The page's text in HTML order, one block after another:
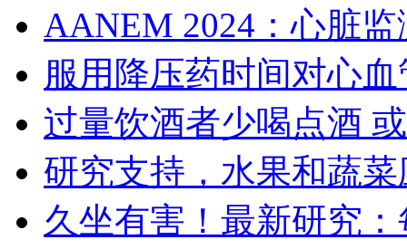
AANEM 2024：心脏
服用降压药时间对心
过量饮酒者少喝点酒
研究支持，水果和蔬
久坐有害！最新研究